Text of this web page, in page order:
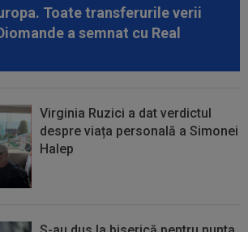
Toate transferurile verii
a semnat cu Real
Virginia Ruzici a dat verdictul
despre viața personală a Simonei
Halep